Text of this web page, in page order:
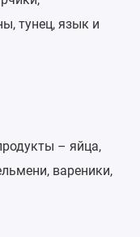
тунец, язык и
– яйца,
вареники,